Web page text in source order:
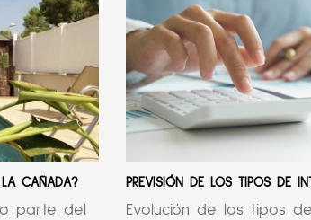
LA CAÑADA?
parte del
PREVISIÓN DE LOS TIPOS DE
Evolución de los tipos